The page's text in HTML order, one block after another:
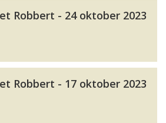
Robbert - 24 oktober 2023
Robbert - 17 oktober 2023